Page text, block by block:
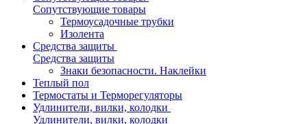
Сопутствующие товары
Термоусадочные трубки
Изолента
Средства защиты
Средства защиты
Знаки безопасности. Наклейки
Теплый пол
Термостаты и Терморегуляторы
Удлинители, вилки, колодки
Удлинители, вилки, колодки